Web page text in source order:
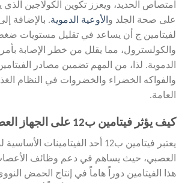
امتصاص الحديد، ويعزز تكوين الكولاجين
على صحة الجلد والأوعية الدموية. بالإضافة
لفيتامين ج أن يساعد في تقليل مستويات
والكولسترول، مما يقلل من خطر الإصابة
الدموية. لذا، من المهم تضمين مصادر
والفواكه الخضراء والخضروات في النظام
العامة.
كيف يؤثر فيتامين ب12 على الجهاز العصبي؟
يعتبر فيتامين ب12 أحد الفيتامينات
العصبي، حيث يساهم في دعم وظائف
هذا الفيتامين دوراً هاماً في إنتاج الحمض